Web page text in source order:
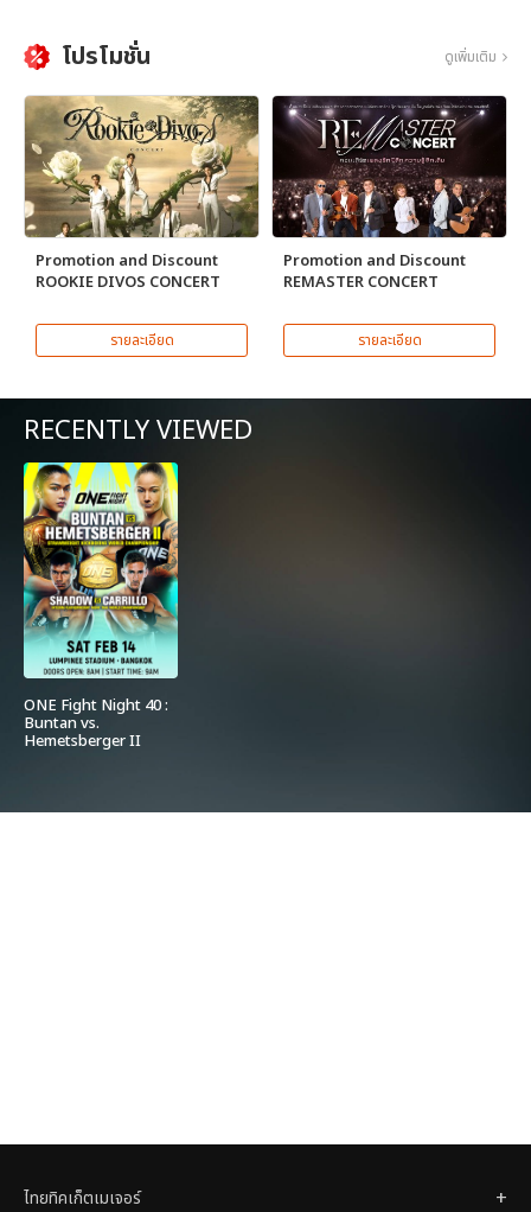
โปรโมชั่น ดูเพิ่มเติม
Promotion and Discount
ROOKIE DIVOS CONCERT
รายละเอียด
Promotion and Discount
REMASTER CONCERT
รายละเอียด
RECENTLY VIEWED
ONE Fight Night 40 :
Buntan vs.
Hemetsberger II
ไทยทิคเก็ตเมเจอร์